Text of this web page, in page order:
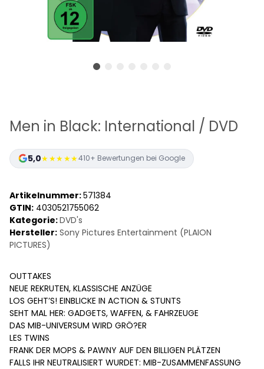
Men in Black: International / DVD
5,0★★★★★410+ Bewertungen bei Google
Artikelnummer:571384
GTIN: 4030521755062
Kategorie:DVD's
Hersteller: Sony Pictures Entertainment (PLAION
PICTURES)
OUTTAKES
NEUE REKRUTEN, KLASSISCHE ANZÜGE
LOS GEHT’S! EINBLICKE IN ACTION & STUNTS
SEHT MAL HER: GADGETS, WAFFEN, & FAHRZEUGE
DAS MIB-UNIVERSUM WIRD GRÖ?ER
LES TWINS
FRANK DER MOPS & PAWNY AUF DEN BILLIGEN PLÄTZEN
FALLS IHR NEUTRALISIERT WURDET: MIB-ZUSAMMENFASSUNG